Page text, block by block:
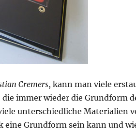
Cremers, kann man viele
immer wieder die Grundform
unterschiedliche Materialien
eine Grundform sein kann und